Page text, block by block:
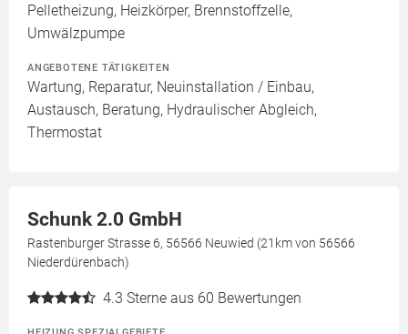
Pelletheizung, Heizkörper, Brennstoffzelle,
Umwälzpumpe
ANGEBOTENE TÄTIGKEITEN
Wartung, Reparatur, Neuinstallation / Einbau,
Austausch, Beratung, Hydraulischer Abgleich,
Thermostat
Schunk 2.0 GmbH
Rastenburger Strasse 6, 56566 Neuwied (21km von 56566
Niederdürenbach)
4.3 Sterne aus 60 Bewertungen